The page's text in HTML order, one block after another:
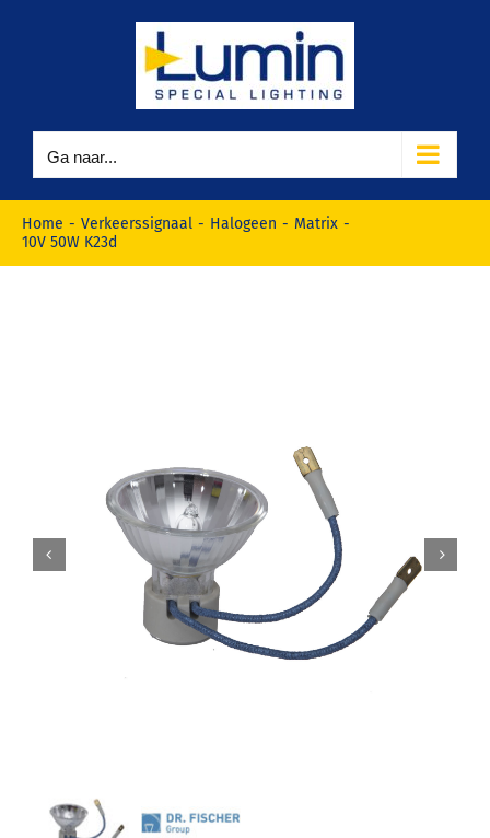
Ga naar...
Home Verkeerssignaal Halogeen
Matrix
10V 50W K23d
 